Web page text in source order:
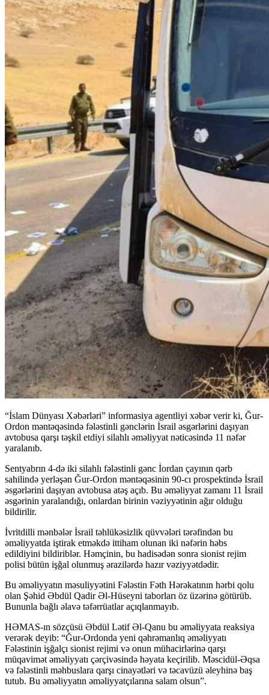
“İslam Dünyası Xəbərləri” informasiya agentliyi xəbər verir ki, Ğur-
Ordon məntəqəsində fələstinli gənclərin İsrail əsgərlərini daşıyan
avtobusa qarşı təşkil etdiyi silahlı əməliyyat nəticəsində 11 nəfər
yaralanıb.
Sentyabrın 4-də iki silahlı fələstinli gənc İordan çayının qərb
sahilində yerləşən Ğur-Ordon məntəqəsinin 90-cı prospektində İsrail
əsgərlərini daşıyan avtobusa atəş açıb. Bu əməliyyat zamanı 11 İsrail
əsgərinin yaralandığı, onlardan birinin vəziyyətinin ağır olduğu
bildirilir.
İvritdilli mənbələr İsrail təhlükəsizlik qüvvələri tərəfindən bu
əməliyyatda iştirak etməkdə ittiham olunan iki nəfərin həbs
edildiyini bildiriblər. Həmçinin, bu hadisədən sonra sionist rejim
polisi bütün işğal olunmuş ərazilərdə hazır vəziyyətdədir.
Bu əməliyyatın məsuliyyətini Fələstin Fəth Hərəkatının hərbi qolu
olan Şəhid Əbdül Qadir Əl-Hüseyni taborları öz üzərinə götürüb.
Bununla bağlı əlavə təfərrüatlar açıqlanmayıb.
HƏMAS-ın sözçüsü Əbdül Lətif Əl-Qanu bu əməliyyata reaksiya
verərək deyib: “Ğur-Ordonda yeni qəhrəmanlıq əməliyyatı
Fələstinin işğalçı sionist rejimi və onun mühacirlərinə qarşı
müqavimət əməliyyatı çərçivəsində həyata keçirilib. Məscidül-Əqsa
və fələstinli məhbuslara qarşı cinayətləri və təcavüzü əleyhinə baş
tutub. Bu əməliyyatın əməliyyatçılarına salam olsun”.